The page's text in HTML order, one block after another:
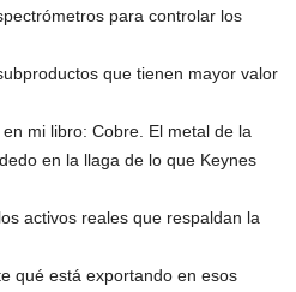
para controlar los
que tienen mayor valor
mi libro: Cobre. El metal de la
en la llaga de lo que Keynes
activos reales que respaldan la
qué está exportando en esos